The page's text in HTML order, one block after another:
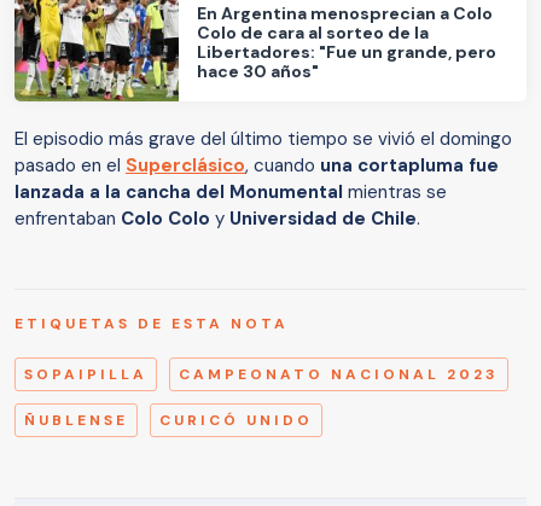
En Argentina menosprecian a Colo
Colo de cara al sorteo de la
Libertadores: "Fue un grande, pero
hace 30 años"
El episodio más grave del último tiempo se vivió el domingo
pasado en el Superclásico, cuando una cortapluma fue
lanzada a la cancha del Monumental mientras se
enfrentaban Colo Colo y Universidad de Chile.
ETIQUETAS DE ESTA NOTA
SOPAIPILLA CAMPEONATO NACIONAL 2023
ÑUBLENSE CURICÓ UNIDO